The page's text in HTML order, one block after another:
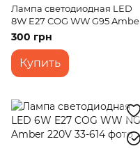
Лампа светодиодная LED
8W E27 COG WW G95 Amber
220V
300 грн
Купить